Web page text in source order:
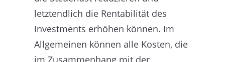
letztendlich die Rentabilität des
Investments erhöhen können. Im
Allgemeinen können alle Kosten, die
im Zusammenhang mit der